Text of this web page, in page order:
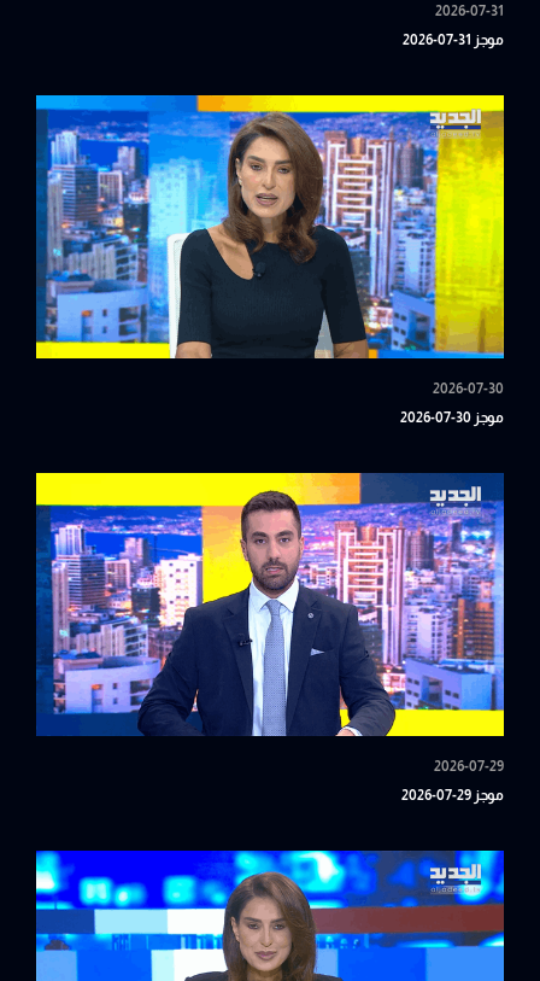
2026-07-31
موجز 31-07-2026
2026-07-30
موجز 30-07-2026
2026-07-29
موجز 29-07-2026